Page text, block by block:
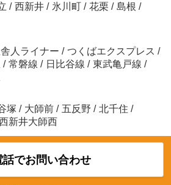
/ 西新井 / 氷川町 / 花栗 / 島根 /
人ライナー / つくばエクスプレス /
/ 常磐線 / 日比谷線 / 東武亀戸線 /
塚 / 大師前 / 五反野 / 北千住 /
新井大師西
話でお問い合わせ